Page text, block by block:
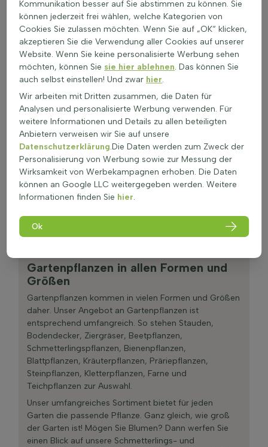
Gartenpflanzen
Winterhart und immergrün
Gartenpflanzen in allen Formen und
Größen
Gartenpflanzen kommen in vielen Formen und Größen
daher. Unser Angebot an Gartenpflanzen ist
entsprechend umfangreich. So stehen Stauden,
Bodendecker, Ziergräser, Beetpflanzen,
Schmetterlingspflanzen, Bienenpflanzen,
Blattpflanzen, Kräuterpflanzen, Präriepflanzen,
Steinpflanzen, Kletterpflanzen, Farne und
Teichpflanzen zur Auswahl.
Unser umfangreiches Sortiment bietet für jeden
Garten die passende Pflanze. Ganz gleich, wie groß
der Garten ist! Mögen Sie Blumen? Dann werfen Sie
einen Blick auf unsere Schmetterlings- und
Kommunikation besser auf Sie abstimmen zu können. Sie
können jederzeit frei wählen, welche Kategorien von
Cookies Sie zulassen möchten. Wenn Sie auf „OK“ klicken,
akzeptieren Sie die Verwendung aller Cookies auf unserer
Website. Wenn Sie keine personalisierte Werbung sehen
möchten, können Sie sie hier ablehnen. Das können Sie
auch selbst einstellen! Und zwar hier.
Wir arbeiten mit Dritten zusammen, die Daten für
Analysen und personalisierte Werbung verwenden. Für
weitere Informationen und Details zu allen beteiligten
Anbietern verweisen wir Sie auf unsere
Datenschutzerklärung.Die Daten werden zum Zweck der
Personalisierung von Werbung sowie zur Messung der
Wirksamkeit von Werbekampagnen erhoben. Die Daten
können an Google LLC weitergegeben werden. Weitere
Informationen finden Sie hier.
Ok